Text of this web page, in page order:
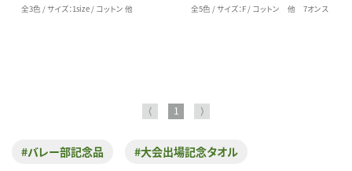
全3色 / サイズ：1size / コットン 他 全5色 / サイズ：F / コットン 他 7オンス
⟨ 1 ⟩
#バレー部記念品 #大会出場記念タオル